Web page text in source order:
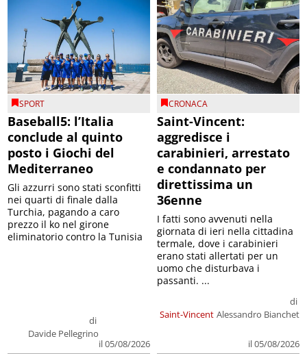
SPORT
Baseball5: l’Italia
conclude al quinto
posto i Giochi del
Mediterraneo
di
Davide Pellegrino
il 05/08/2026
Gli azzurri sono stati sconfitti
nei quarti di finale dalla
Turchia, pagando a caro
prezzo il ko nel girone
eliminatorio contro la Tunisia
CRONACA
Saint-Vincent:
aggredisce i
carabinieri, arrestato
e condannato per
direttissima un
36enne
Saint-Vincent
di
Alessandro Bianchet
il 05/08/2026
I fatti sono avvenuti nella
giornata di ieri nella cittadina
termale, dove i carabinieri
erano stati allertati per un
uomo che disturbava i
passanti. ...